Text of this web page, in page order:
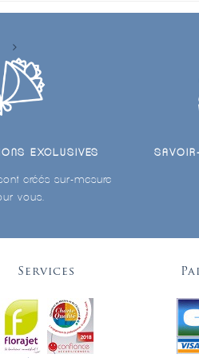
EXCLUSIVES
créés sur-mesure
vous.
Services